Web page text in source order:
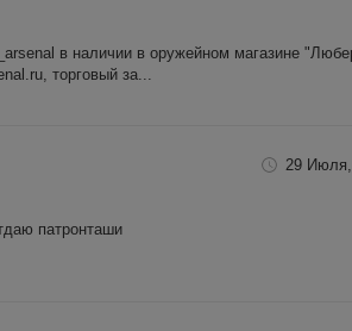
в наличии в оружейном магазине
торговый за...
29
патронташи